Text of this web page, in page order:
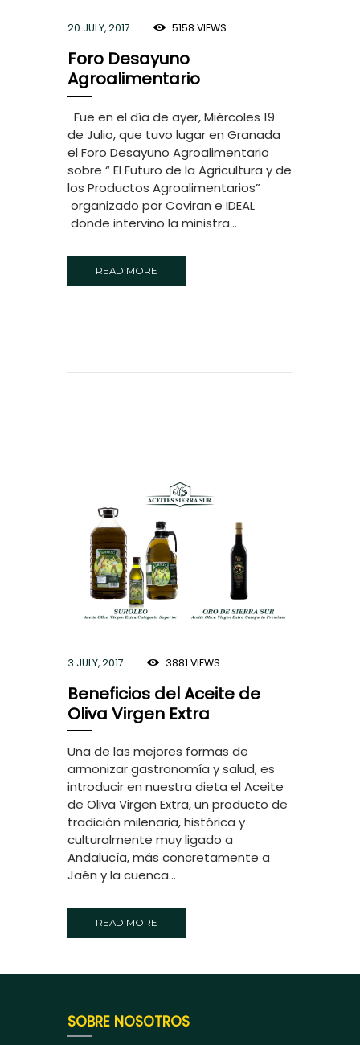
20 JULY, 2017 5158 VIEWS
Foro Desayuno
Agroalimentario
Fue en el día de ayer, Miércoles 19
de Julio, que tuvo lugar en Granada
el Foro Desayuno Agroalimentario
sobre “ El Futuro de la Agricultura y de
los Productos Agroalimentarios”
organizado por Coviran e IDEAL
donde intervino la ministra...
READ MORE
3 JULY, 2017 3881 VIEWS
Beneficios del Aceite de
Oliva Virgen Extra
Una de las mejores formas de
armonizar gastronomía y salud, es
introducir en nuestra dieta el Aceite
de Oliva Virgen Extra, un producto de
tradición milenaria, histórica y
culturalmente muy ligado a
Andalucía, más concretamente a
Jaén y la cuenca...
READ MORE
SOBRE NOSOTROS